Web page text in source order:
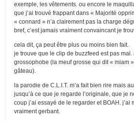
exemple, les vêtements. ou encore le
que j’ai trouvé frappant dans « Majorité
« connard » n’a clairement pas la charge
bref, c’est jamais vraiment convaincant je
cela dit, ça peut être plus ou moins bien fait.
je trouve que le clip de buzzfeed est pas mal.
grossophobe (la meuf grosse qui dit « miam
gâteau).
la parodie de C.L.I.T. m’a fait bien rire mais
jusqu’à ce que je regarde l’originale, que je
coup j’ai essayé de le regarder et BOAH. j’ai
vraiment gerbant.